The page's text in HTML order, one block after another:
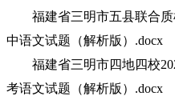
福建省三明市五县联合质
中语文试题（解析版）.docx
福建省三明市四地四校
考语文试题（解析版）.docx